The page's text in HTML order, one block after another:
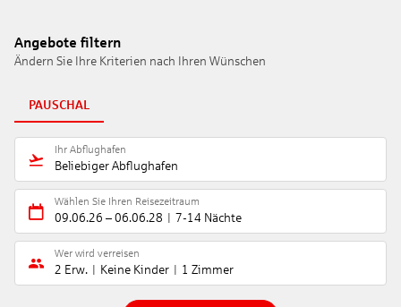
Angebote filtern
Ändern Sie Ihre Kriterien nach Ihren Wünschen
PAUSCHAL
Ihr Abflughafen
Beliebiger Abflughafen
Wählen Sie Ihren Reisezeitraum
09.06.26 – 06.06.28 7-14 Nächte
Wer wird verreisen
2 Erw. Keine Kinder 1 Zimmer